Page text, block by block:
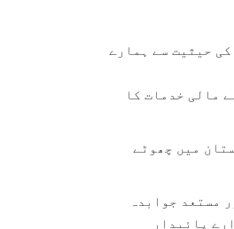
حیثیت سے ہمارے
مالی خدمات کا
میں چھوٹے
مستعد جوابدہ
پائیدار